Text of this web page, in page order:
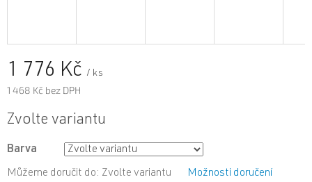
1 776 Kč / ks
1 468 Kč bez DPH
Měrná
Zvolte variantu
Barva
Můžeme doručit do: Zvolte variantu Možnosti doručení